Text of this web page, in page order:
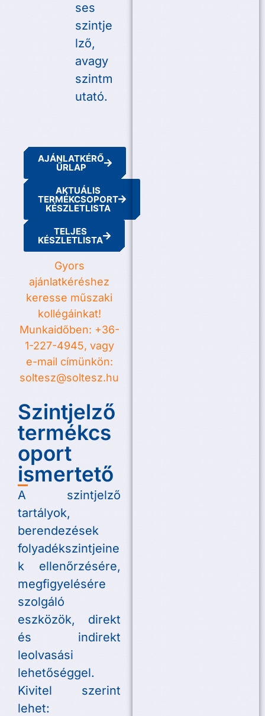
ses
szintje
lző,
avagy
szintm
utató.
AJÁNLATKÉRŐ
ŰRLAP
AKTUÁLIS
TERMÉKCSOPORT
KÉSZLETLISTA
TELJES
KÉSZLETLISTA
Gyors
ajánlatkéréshez
keresse műszaki
kollégáinkat!
Munkaidőben: +36-
1-227-4945, vagy
e-mail címünkön:
soltesz@soltesz.hu
Szintjelző
termékcs
oport
ismertető
A szintjelző
tartályok,
berendezések
folyadékszintjeine
k ellenőrzésére,
megfigyelésére
szolgáló
eszközök, direkt
és indirekt
leolvasási
lehetőséggel.
Kivitel szerint
lehet: